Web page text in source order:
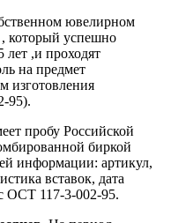
ювелирном
который успешно
лет ,и проходят
на предмет
изготовления
95).
пробу Российской
биркой
информации: артикул,
вставок, дата
ОСТ 117-3-002-95.